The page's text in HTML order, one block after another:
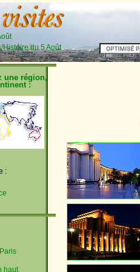
Histoire du 5 Août
une région,
:
:
haut